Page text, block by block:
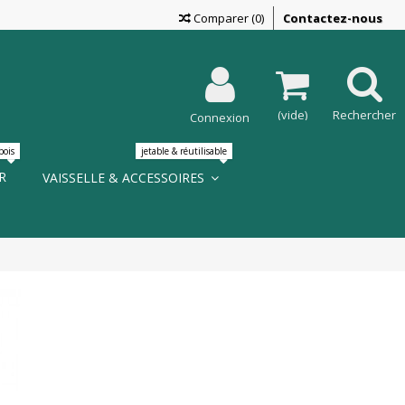
Contactez-nous
Comparer(0)
Rechercher
(vide)
Connexion
VAISSELLE & ACCESSOIRES
jetable & réutilisable